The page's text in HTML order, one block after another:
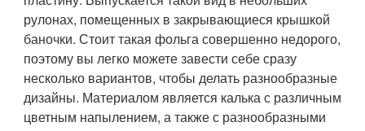
рулонах, помещенных в закрывающиеся крышкой
баночки. Стоит такая фольга совершенно недорого,
поэтому вы легко можете завести себе сразу
несколько вариантов, чтобы делать разнообразные
дизайны. Материалом является калька с различным
цветным напылением, а также с разнообразными